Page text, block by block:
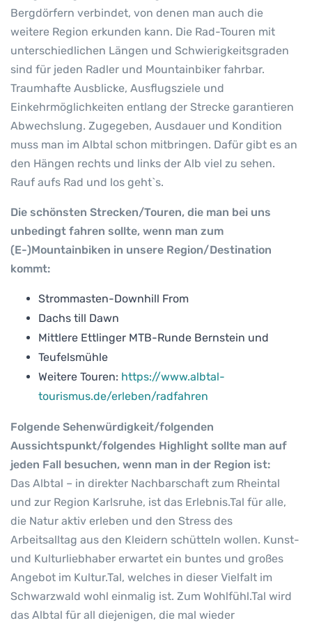
Bergdörfern verbindet, von denen man auch die
weitere Region erkunden kann. Die Rad-Touren mit
unterschiedlichen Längen und Schwierigkeitsgraden
sind für jeden Radler und Mountainbiker fahrbar.
Traumhafte Ausblicke, Ausflugsziele und
Einkehrmöglichkeiten entlang der Strecke garantieren
Abwechslung. Zugegeben, Ausdauer und Kondition
muss man im Albtal schon mitbringen. Dafür gibt es an
den Hängen rechts und links der Alb viel zu sehen.
Rauf aufs Rad und los geht`s.
Die schönsten Strecken/Touren, die man bei uns
unbedingt fahren sollte, wenn man zum
(E-)Mountainbiken in unsere Region/Destination
kommt:
Strommasten-Downhill From
Dachs till Dawn
Mittlere Ettlinger MTB-Runde Bernstein und
Teufelsmühle
Weitere Touren: https://www.albtal-
tourismus.de/erleben/radfahren
Folgende Sehenwürdigkeit/folgenden
Aussichtspunkt/folgendes Highlight sollte man auf
jeden Fall besuchen, wenn man in der Region ist:
Das Albtal – in direkter Nachbarschaft zum Rheintal
und zur Region Karlsruhe, ist das Erlebnis.Tal für alle,
die Natur aktiv erleben und den Stress des
Arbeitsalltag aus den Kleidern schütteln wollen. Kunst-
und Kulturliebhaber erwartet ein buntes und großes
Angebot im Kultur.Tal, welches in dieser Vielfalt im
Schwarzwald wohl einmalig ist. Zum Wohlfühl.Tal wird
das Albtal für all diejenigen, die mal wieder